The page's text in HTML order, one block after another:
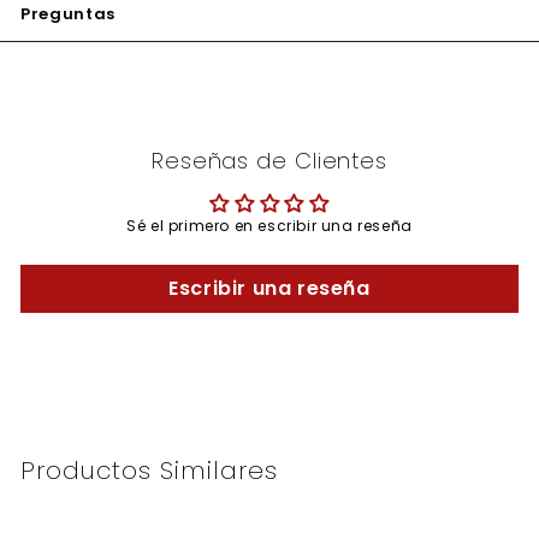
Preguntas
Reseñas de Clientes
Sé el primero en escribir una reseña
Escribir una reseña
Productos Similares